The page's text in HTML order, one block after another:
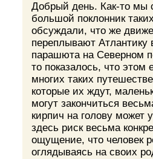
Добрый день. Как-то мы
большой поклонник
обсуждали, что же
переплывают Атлантику
парашюта на Северном
то показалось, что этом
многих таких
которые их ждут,
могут закончиться
кирпич на голову может
здесь риск весьма
ощущение, что человек
оглядываясь на своих